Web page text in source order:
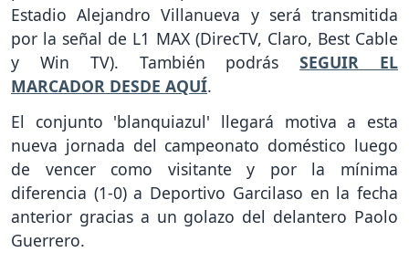
Estadio Alejandro Villanueva y será transmitida
por la señal de L1 MAX (DirecTV, Claro, Best Cable
y Win TV). También podrásSEGUIR EL
MARCADOR DESDE AQUÍ.
El conjunto 'blanquiazul' llegará motiva a esta
nueva jornada del campeonato doméstico luego
de vencer como visitante y por la mínima
diferencia (1-0) a Deportivo Garcilaso en la fecha
anterior gracias a un golazo del delantero Paolo
Guerrero.